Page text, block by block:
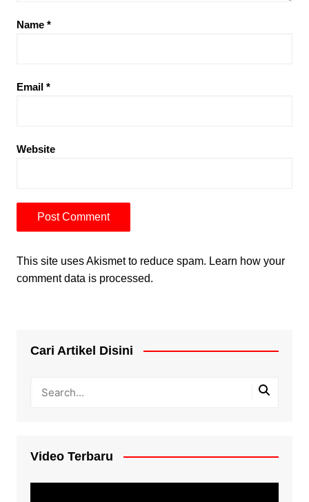
Name *
Email *
Website
This site uses Akismet to reduce spam. Learn how your
comment data is processed.
Cari Artikel Disini
Video Terbaru